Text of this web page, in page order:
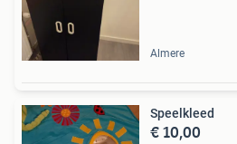
Almere
Speelkleed
€ 10,00